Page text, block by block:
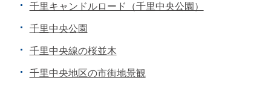
千里キャンドルロード（千里中央公園）
千里中央公園
千里中央線の桜並木
千里中央地区の市街地景観